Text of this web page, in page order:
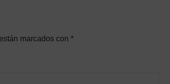
marcados con *